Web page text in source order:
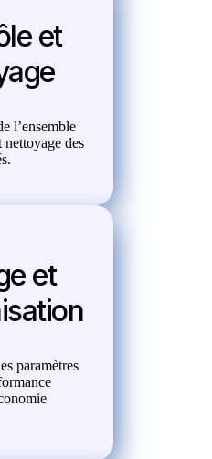
et
l’ensemble
nettoyage des
et
paramètres